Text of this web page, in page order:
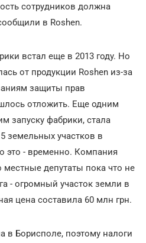
сотрудников должна
в Roshen.
встал еще в 2013 году. Но
от продукции Roshen из-за
защиты прав
отложить. Еще одним
запуску фабрики, стала
земельных участков в
это - временно. Компания
депутаты пока что не
- огромный участок земли в
цена составила 60 млн грн.
в Борисполе, поэтому налоги